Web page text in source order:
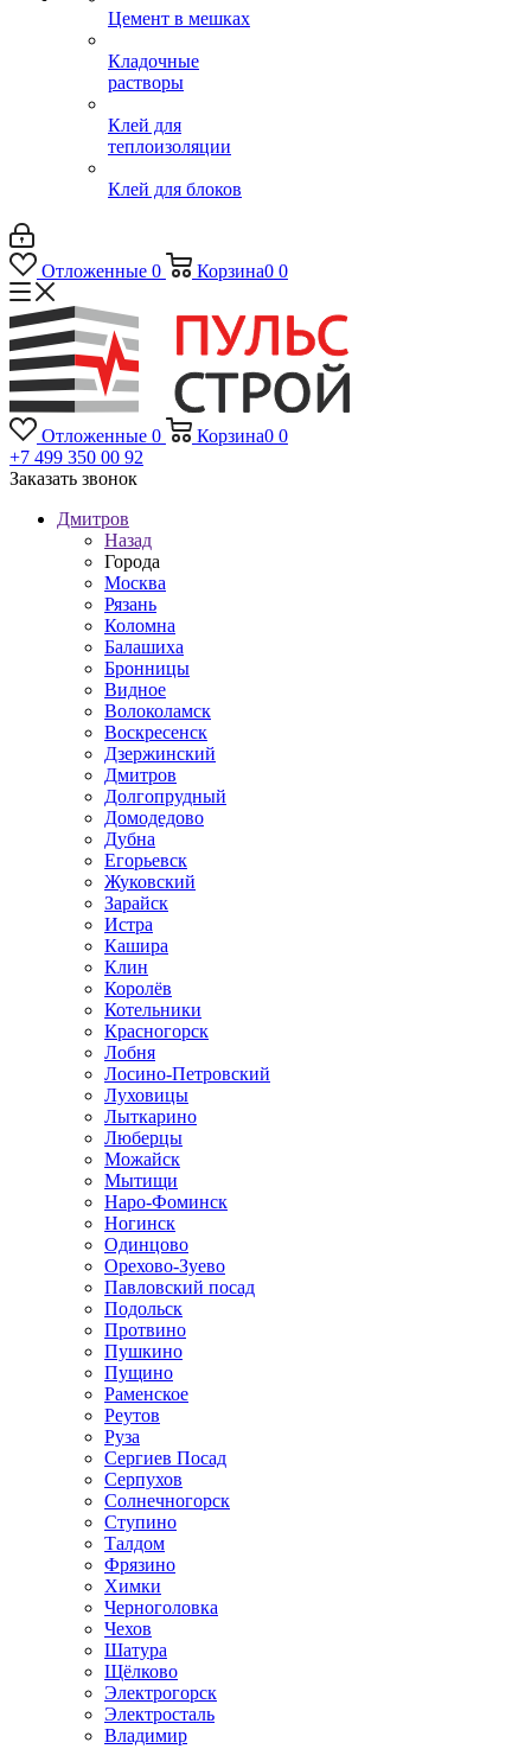
Цемент в мешках
Кладочные
растворы
Клей для
теплоизоляции
Клей для блоков
Отложенные 0 Корзина0 0
Отложенные 0 Корзина0 0
+7 499 350 00 92
Заказать звонок
Дмитров
Назад
Города
Москва
Рязань
Коломна
Балашиха
Бронницы
Видное
Волоколамск
Воскресенск
Дзержинский
Дмитров
Долгопрудный
Домодедово
Дубна
Егорьевск
Жуковский
Зарайск
Истра
Кашира
Клин
Королёв
Котельники
Красногорск
Лобня
Лосино-Петровский
Луховицы
Лыткарино
Люберцы
Можайск
Мытищи
Наро-Фоминск
Ногинск
Одинцово
Орехово-Зуево
Павловский посад
Подольск
Протвино
Пушкино
Пущино
Раменское
Реутов
Руза
Сергиев Посад
Серпухов
Солнечногорск
Ступино
Талдом
Фрязино
Химки
Черноголовка
Чехов
Шатура
Щёлково
Электрогорск
Электросталь
Владимир